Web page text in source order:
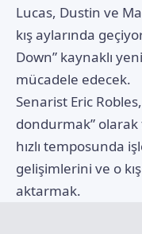
Lucas, Dustin ve
kış aylarında
Down” kaynaklı
mücadele edecek.
Senarist Eric
dondurmak” olarak
hızlı temposunda
gelişimlerini ve o
aktarmak.